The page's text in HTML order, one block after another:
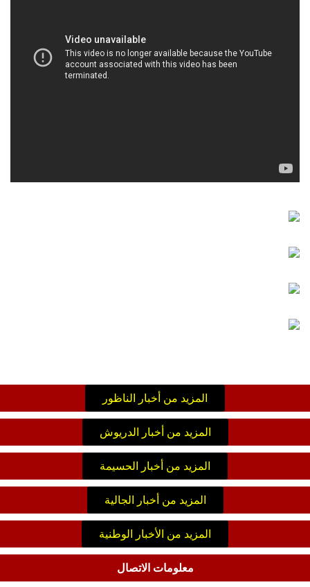
المزيد من أخبار الناظور
المزيد من أخبار الدريوش
المزيد من أخبار الحسيمة
المزيد من أخبار الجالية
المزيد من الأخبار الوطنية
معلومات الاتصال